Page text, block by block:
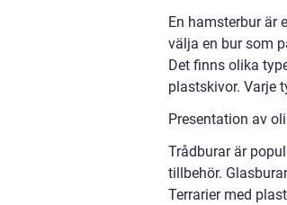
En hamsterbur är
välja en bur som
Det finns olika
plastskivor. Varje
Presentation av
Trådburar är
tillbehör.
Terrarier med